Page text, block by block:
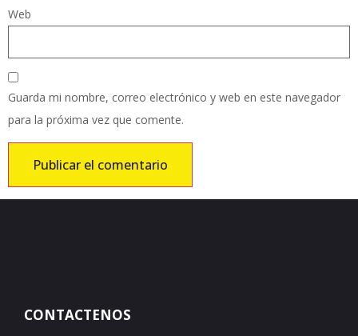
Web
Guarda mi nombre, correo electrónico y web en este navegador
para la próxima vez que comente.
CONTACTENOS